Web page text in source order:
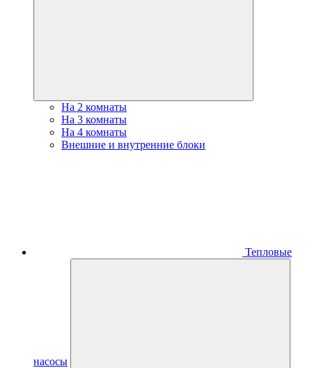
На 2 комнаты
На 3 комнаты
На 4 комнаты
Внешние и внутренние блоки
Тепловые
насосы